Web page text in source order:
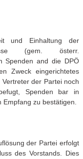
und Einhaltung der
(gem. österr.
Spenden and die DPÖ
Zweck eingerichtetes
der Partei noch
Spenden bar in
zu bestätigen.
der Partei erfolgt
des Vorstands. Dies